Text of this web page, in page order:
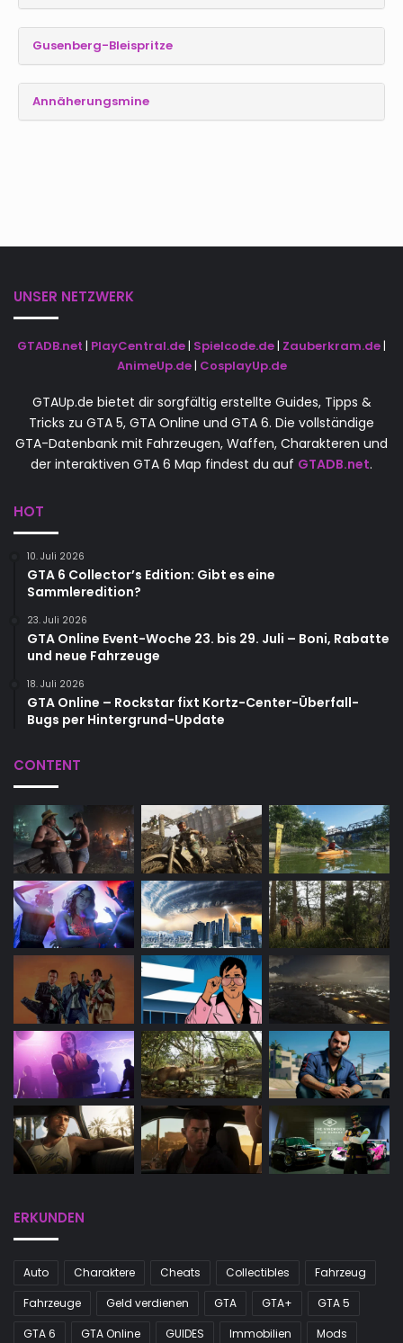
Gusenberg-Bleispritze
Annäherungsmine
UNSER NETZWERK
GTADB.net | PlayCentral.de| Spielcode.de| Zauberkram.de|
AnimeUp.de| CosplayUp.de
GTAUp.de bietet dir sorgfältig erstellte Guides, Tipps &
Tricks zu GTA 5, GTA Online und GTA 6. Die vollständige
GTA-Datenbank mit Fahrzeugen, Waffen, Charakteren und
der interaktiven GTA 6 Map findest du auf GTADB.net.
HOT
10. Juli 2026
GTA 6 Collector’s Edition: Gibt es eine
Sammleredition?
23. Juli 2026
GTA Online Event-Woche 23. bis 29. Juli – Boni, Rabatte
und neue Fahrzeuge
18. Juli 2026
GTA Online – Rockstar fixt Kortz-Center-Überfall-
Bugs per Hintergrund-Update
CONTENT
ERKUNDEN
Auto Charaktere Cheats Collectibles
Fahrzeug
Fahrzeuge
Geld verdienen GTA GTA+
GTA 5
GTA 6
GTA Online GUIDES Immobilien Mods